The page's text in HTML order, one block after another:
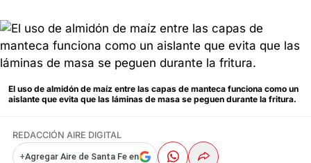
El uso de almidón de maíz entre las capas de manteca funciona como un
aislante que evita que las láminas de masa se peguen durante la fritura.
REDACCIÓN AIRE DIGITAL
+Agregar Aire de Santa Fe en